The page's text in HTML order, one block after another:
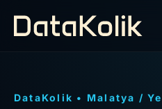
DataKolik • Malatya /